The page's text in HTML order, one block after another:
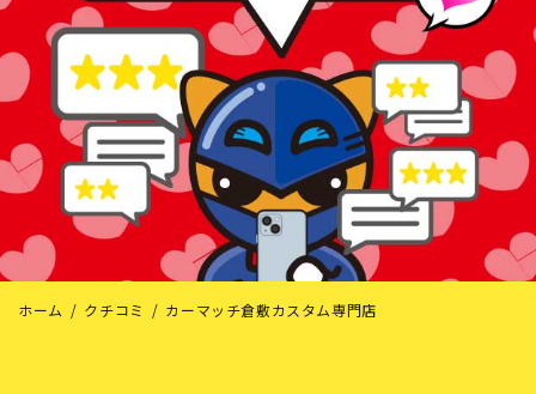
ホーム クチコミ カーマッチ倉敷カスタム専門店